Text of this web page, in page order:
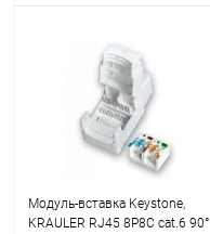
В наличии
Модуль-вставка Keystone,
KRAULER RJ45 8P8C cat.6 90°